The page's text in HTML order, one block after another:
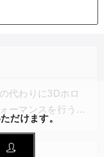
代わりに3Dホロ
ーマンスを行うド
きている動物を映
人以上がショーに
だけます。